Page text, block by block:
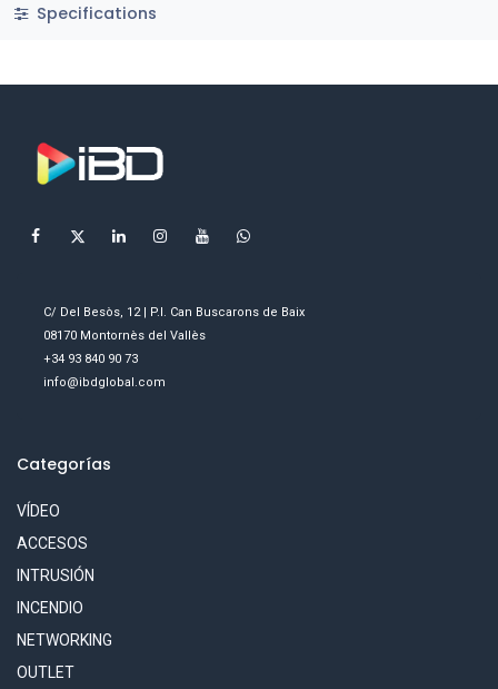
Specifications
C/ Del Besòs, 12 | P.I. Can Buscarons de Baix
08170 Montornès del Vallès
+34 93 840 90 73
info@ibdglobal.com
Categorías
VÍDEO
ACCESOS
INTRUSIÓN
INCENDIO
NETWORKING
OUTLET